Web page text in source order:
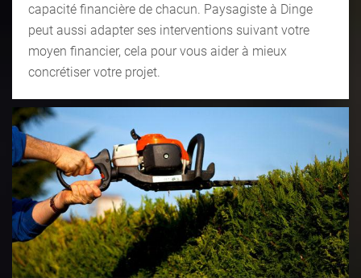
capacité financière de chacun. Paysagiste à Dinge
peut aussi adapter ses interventions suivant votre
moyen financier, cela pour vous aider à mieux
concrétiser votre projet.